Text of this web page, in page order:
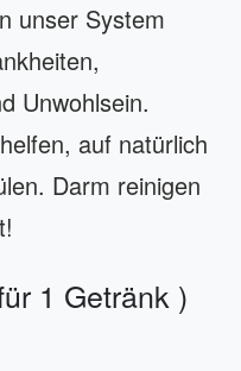
unser System
Unwohlsein.
auf natürlich
Darm reinigen
1 Getränk )